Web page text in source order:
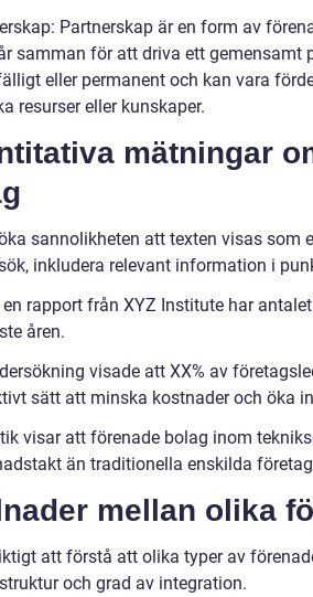
Partnerskap är en form av
samman för att driva ett gemensamt
eller permanent och kan vara
resurser eller kunskaper.
mätningar
sannolikheten att texten visas som
inkludera relevant information i
rapport från XYZ Institute har
åren.
visade att XX% av
sätt att minska kostnader och öka
visar att förenade bolag inom
än traditionella enskilda
mellan olika
att förstå att olika typer av
och grad av integration.